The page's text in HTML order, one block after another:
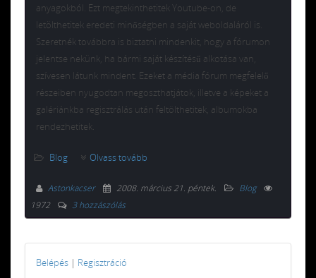
anyagokból. Ezt megtekinthetitek Youtube-on, de
letölthetitek eredeti minőségben a saját weboldaláról is.
Szeretnék továbbra is biztatni mindenkit, hogy a fórumon
jelentse nekünk, ha bármi saját készítésű alkotása van,
szívesen látunk mindent. Ezeket a média fórum megfelelő
részeiben nyugodtan megoszthatjátok, illetve a képeket a
galériánkba regisztrálás után feltölthetitek, albumokba
rendezhetitek.
Blog Olvass tovább
Astonkacser 2008. március 21. péntek.
Blog
1972
3 hozzászólás
Belépés | Regisztráció